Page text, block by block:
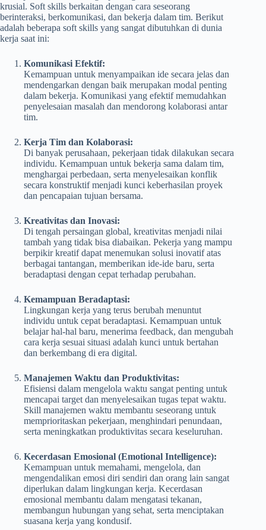
krusial. Soft skills berkaitan dengan cara seseorang
berinteraksi, berkomunikasi, dan bekerja dalam tim. Berikut
adalah beberapa soft skills yang sangat dibutuhkan di dunia
kerja saat ini:
Komunikasi Efektif:
Kemampuan untuk menyampaikan ide secara jelas dan
mendengarkan dengan baik merupakan modal penting
dalam bekerja. Komunikasi yang efektif memudahkan
penyelesaian masalah dan mendorong kolaborasi antar
tim.
Kerja Tim dan Kolaborasi:
Di banyak perusahaan, pekerjaan tidak dilakukan secara
individu. Kemampuan untuk bekerja sama dalam tim,
menghargai perbedaan, serta menyelesaikan konflik
secara konstruktif menjadi kunci keberhasilan proyek
dan pencapaian tujuan bersama.
Kreativitas dan Inovasi:
Di tengah persaingan global, kreativitas menjadi nilai
tambah yang tidak bisa diabaikan. Pekerja yang mampu
berpikir kreatif dapat menemukan solusi inovatif atas
berbagai tantangan, memberikan ide-ide baru, serta
beradaptasi dengan cepat terhadap perubahan.
Kemampuan Beradaptasi:
Lingkungan kerja yang terus berubah menuntut
individu untuk cepat beradaptasi. Kemampuan untuk
belajar hal-hal baru, menerima feedback, dan mengubah
cara kerja sesuai situasi adalah kunci untuk bertahan
dan berkembang di era digital.
Manajemen Waktu dan Produktivitas:
Efisiensi dalam mengelola waktu sangat penting untuk
mencapai target dan menyelesaikan tugas tepat waktu.
Skill manajemen waktu membantu seseorang untuk
memprioritaskan pekerjaan, menghindari penundaan,
serta meningkatkan produktivitas secara keseluruhan.
Kecerdasan Emosional (Emotional Intelligence):
Kemampuan untuk memahami, mengelola, dan
mengendalikan emosi diri sendiri dan orang lain sangat
diperlukan dalam lingkungan kerja. Kecerdasan
emosional membantu dalam mengatasi tekanan,
membangun hubungan yang sehat, serta menciptakan
suasana kerja yang kondusif.